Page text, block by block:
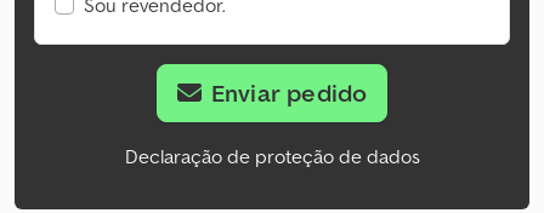
Sou revendedor.
Enviar pedido
Declaração de proteção de dados